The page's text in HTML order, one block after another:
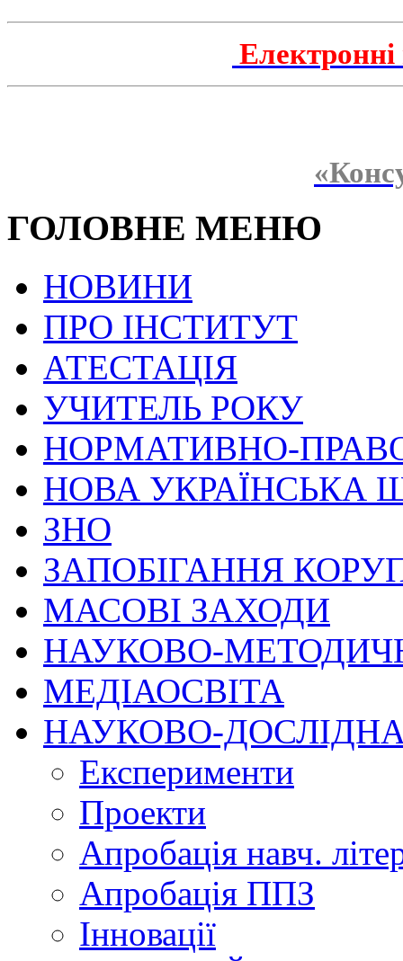
Електронні
ГОЛОВНЕ МЕНЮ
НОВИНИ
ПРО ІНСТИТУТ
АТЕСТАЦІЯ
УЧИТЕЛЬ РОКУ
НОРМАТИВНО-
НОВА УКРАЇНСЬКА
ЗНО
ЗАПОБІГАННЯ
МАСОВІ ЗАХОДИ
НАУКОВО-
МЕДІАОСВІТА
НАУКОВО-
Експерименти
Проекти
Апробація навч.
Апробація ППЗ
Інновації